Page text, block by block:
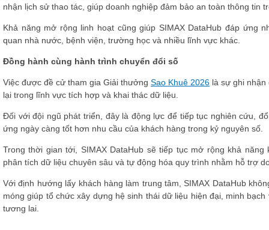
nhận lịch sử thao tác, giúp doanh nghiệp đảm bảo an toàn thông tin
Khả năng mở rộng linh hoạt cũng giúp SIMAX DataHub đáp ứng
quan nhà nước, bệnh viện, trường học và nhiều lĩnh vực khác.
Đồng hành cùng hành trình chuyển đổi số
Việc được đề cử tham gia Giải thưởng Sao Khuê 2026 là sự ghi nhận
lại trong lĩnh vực tích hợp và khai thác dữ liệu.
Đối với đội ngũ phát triển, đây là động lực để tiếp tục nghiên cứu,
ứng ngày càng tốt hơn nhu cầu của khách hàng trong kỷ nguyên số.
Trong thời gian tới, SIMAX DataHub sẽ tiếp tục mở rộng khả
phân tích dữ liệu chuyên sâu và tự động hóa quy trình nhằm hỗ trợ
Với định hướng lấy khách hàng làm trung tâm, SIMAX DataHub
móng giúp tổ chức xây dựng hệ sinh thái dữ liệu hiện đại, minh
tương lai.